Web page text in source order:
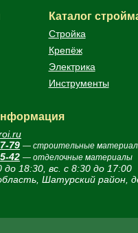
Каталог
Стройка
Крепёж
Электрика
Инструменты
79 — строительные
42 — отделочные материалы
до 18:30, вс. с 8:30 до 17:00
Шатурский район,